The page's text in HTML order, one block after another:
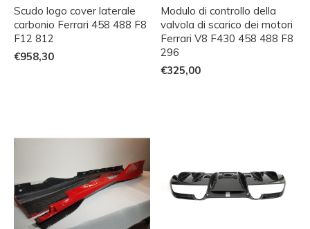
Scudo logo cover laterale
carbonio Ferrari 458 488 F8
F12 812
€958,30
Modulo di controllo della
valvola di scarico dei motori
Ferrari V8 F430 458 488 F8
296
€325,00